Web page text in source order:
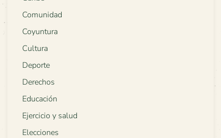
Comunidad
Coyuntura
Cultura
Deporte
Derechos
Educación
Ejercicio y salud
Elecciones